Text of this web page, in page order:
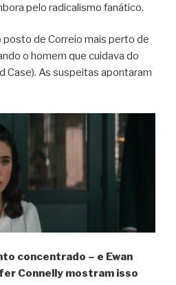
pelo radicalismo fanático.
posto de Correio mais perto de
o homem que cuidava do
Case). As suspeitas apontaram
concentrado – e Ewan
Connelly mostram isso